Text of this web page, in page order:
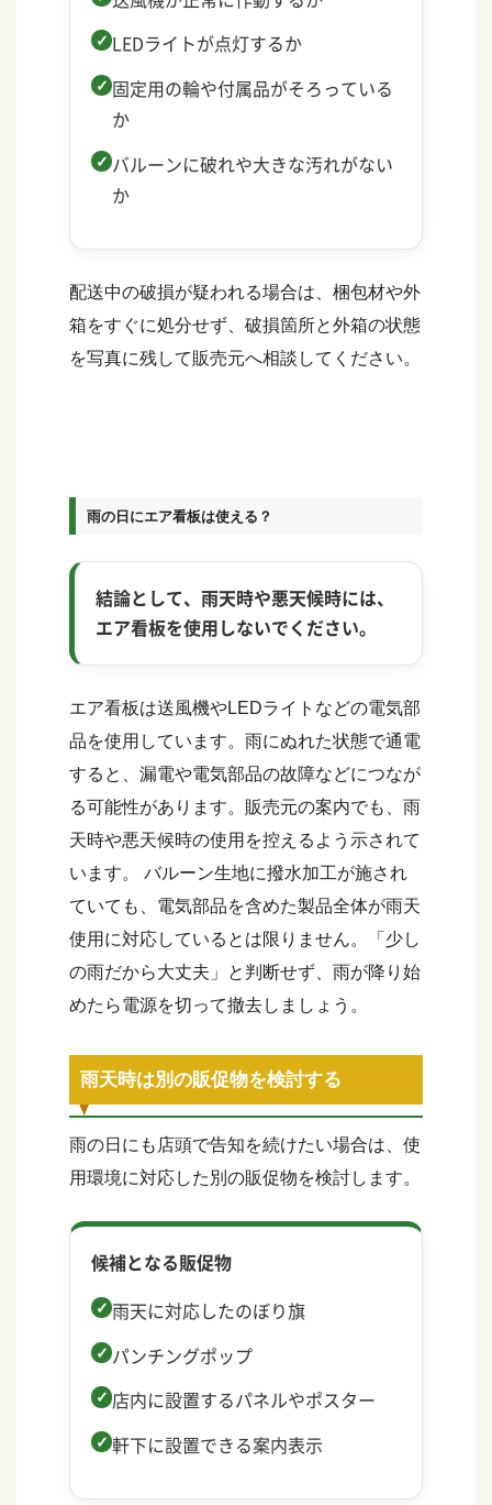
LEDライトが点灯するか
固定用の輪や付属品がそろっている
か
バルーンに破れや大きな汚れがない
か
配送中の破損が疑われる場合は、梱包材や外
箱をすぐに処分せず、破損箇所と外箱の状態
を写真に残して販売元へ相談してください。
雨の日にエア看板は使える？
結論として、雨天時や悪天候時には、
エア看板を使用しないでください。
エア看板は送風機やLEDライトなどの電気部
品を使用しています。雨にぬれた状態で通電
すると、漏電や電気部品の故障などにつなが
る可能性があります。販売元の案内でも、雨
天時や悪天候時の使用を控えるよう示されて
います。 バルーン生地に撥水加工が施され
ていても、電気部品を含めた製品全体が雨天
使用に対応しているとは限りません。「少し
の雨だから大丈夫」と判断せず、雨が降り始
めたら電源を切って撤去しましょう。
雨天時は別の販促物を検討する
雨の日にも店頭で告知を続けたい場合は、使
用環境に対応した別の販促物を検討します。
候補となる販促物
雨天に対応したのぼり旗
パンチングポップ
店内に設置するパネルやポスター
軒下に設置できる案内表示